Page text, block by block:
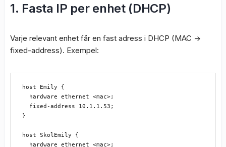
1. Fasta IP per enhet (DHCP)
Varje relevant enhet får en fast adress i DHCP (MAC ->
fixed-address). Exempel:
host Emily {
}
host SkolEmily {